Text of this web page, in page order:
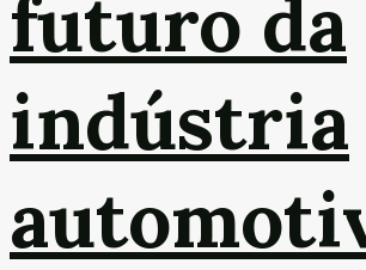
futuro da
indústria